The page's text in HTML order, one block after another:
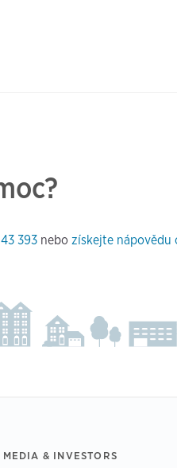
393 nebozískejte nápovědu
MEDIA & INVESTORS